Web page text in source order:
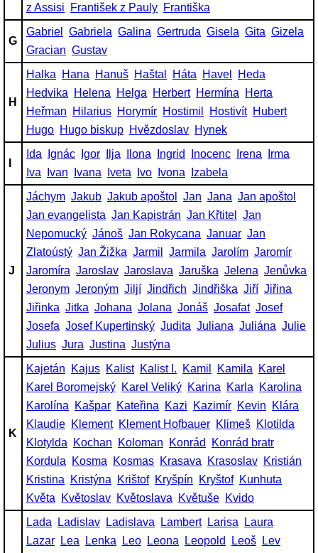
z Assisi
František z Pauly Františka
G
Gabriel Gabriela Galina Gertruda Gisela Gita Gizela
Gracian Gustav
H
Halka Hana Hanuš Haštal Háta Havel
Heda
Hedvika
Helena Helga Herbert Hermína
Herta
Heřman
Hilarius Horymír Hostimil Hostivít Hubert
Hugo Hugo biskup Hvězdoslav Hynek
Ida Ignác Igor Ilja Ilona Ingrid Inocenc Irena
Irma
Iva
Ivan Ivana Iveta Ivo Ivona Izabela
J
Jáchym Jakub Jakub apoštol Jan Jana Jan apoštol
Jan evangelista Jan Kapistrán Jan Křtitel
Jan
Nepomucký Jánoš Jan Rokycana Januar Jan
Zlatoústý Jan Žižka Jarmil Jarmila Jarolím Jaromír
Jaromíra Jaroslav Jaroslava Jaruška Jelena Jenůvka
Jeronym Jeroným Jiljí Jindřich Jindřiška Jiří Jiřina
Jiřinka Jitka Johana Jolana Jonáš Josafat Josef
Josefa Josef Kupertinský Judita Juliana Juliána Julie
Julius Jura Justina Justýna
K
Kajetán Kajus Kalist Kalist I. Kamil Kamila
Karel
Karel Boromejský Karel Veliký Karina Karla
Karolina
Karolína
Kašpar Kateřina Kazi Kazimír Kevin
Klára
Klaudie Klement Klement Hofbauer Klimeš Klotilda
Klotylda
Kochan Koloman Konrád
Konrád bratr
Kordula
Kosma Kosmas Krasava Krasoslav Kristián
Kristina
Kristýna Krištof Kryšpín Kryštof Kunhuta
Květa
Květoslav Květoslava Květuše Kvido
Lada
Ladislav Ladislava Lambert Larisa
Laura
Lazar
Lea Lenka Leo Leona Leopold Leoš
Lev